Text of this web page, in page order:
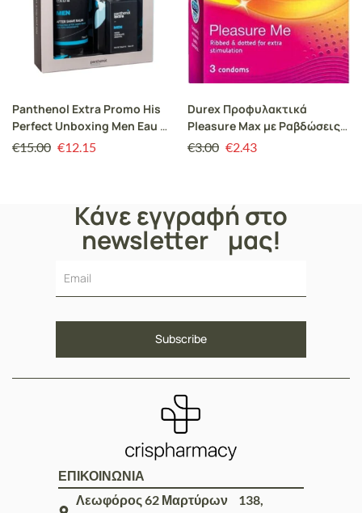
Panthenol Extra Promo His
Perfect Unboxing Men Eau De
Toilette
Βάλσαμο για μετά το
Ξύρισμα, 75ml
€15.00 €12.15
Durex Προφυλακτικά
Pleasure Max με Ραβδώσεις
3τμχ
€3.00 €2.43
Κάνε εγγραφή στο
newsletter μας!
ΕΠΙΚΟΙΝΩΝΙΑ
Λεωφόρος 62 Μαρτύρων 138,